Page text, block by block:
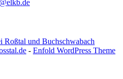
Roßtal und Buchschwabach
- Enfold WordPress Theme